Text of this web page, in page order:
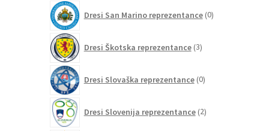
Dresi San Marino reprezentance 0izdelkov
Dresi Škotska reprezentance 3izdelki
Dresi Slovaška reprezentance 0izdelkov
Dresi Slovenija reprezentance 2izdelka